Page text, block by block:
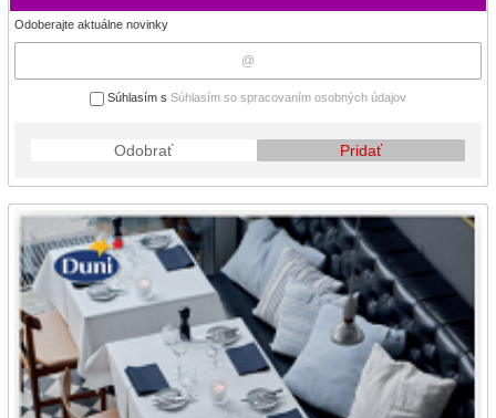
Odoberajte aktuálne novinky
Súhlasím s Súhlasím so spracovaním osobných údajov
Odobrať Pridať